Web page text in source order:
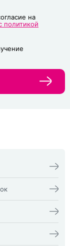
на
политикой
стол,